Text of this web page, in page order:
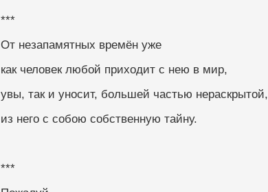
***
От незапамятных времён уже
как человек любой приходит с нею в мир,
увы, так и уносит, большей частью нераскрытой,
из него с собою собственную тайну.
***